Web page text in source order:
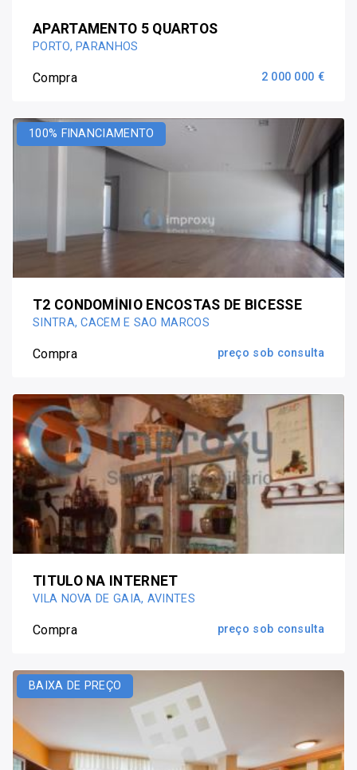
APARTAMENTO 5 QUARTOS
PORTO, PARANHOS
Compra 2 000 000 €
100% FINANCIAMENTO
T2 CONDOMÍNIO ENCOSTAS DE BICESSE
SINTRA, CACÉM E SÃO MARCOS
Compra preço sob consulta
TITULO NA INTERNET
VILA NOVA DE GAIA, AVINTES
Compra preço sob consulta
BAIXA DE PREÇO